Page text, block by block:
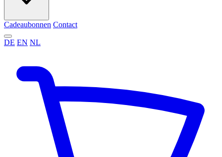
Cadeaubonnen Contact
DE EN NL